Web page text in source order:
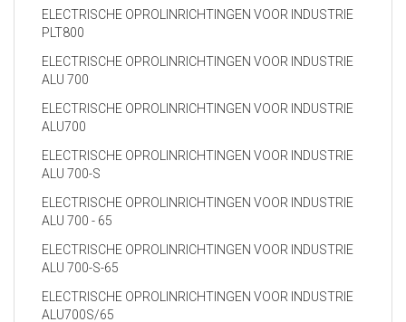
ELECTRISCHE OPROLINRICHTINGEN VOOR INDUSTRIE
PLT800
ELECTRISCHE OPROLINRICHTINGEN VOOR INDUSTRIE
ALU 700
ELECTRISCHE OPROLINRICHTINGEN VOOR INDUSTRIE
ALU700
ELECTRISCHE OPROLINRICHTINGEN VOOR INDUSTRIE
ALU 700-S
ELECTRISCHE OPROLINRICHTINGEN VOOR INDUSTRIE
ALU 700 - 65
ELECTRISCHE OPROLINRICHTINGEN VOOR INDUSTRIE
ALU 700-S-65
ELECTRISCHE OPROLINRICHTINGEN VOOR INDUSTRIE
ALU700S/65